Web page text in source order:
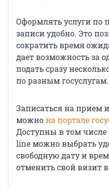
Оформлять услуги по
записи удобно. Это
сократить время
дает возможность за
подать сразу
по разным госуслугам.
Записаться на прием
можнона портале
Доступны в том числе
line можно выбрать
свободную дату и
отменить свой визит